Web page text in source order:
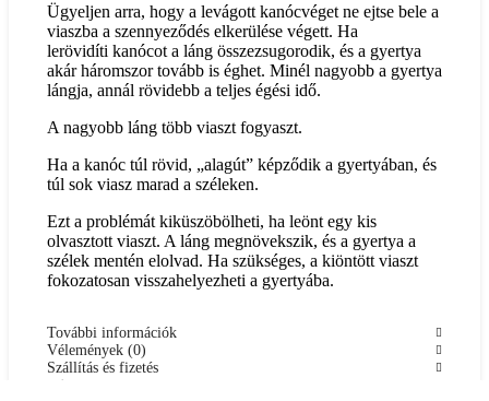
Ügyeljen arra, hogy a levágott kanócvéget ne ejtse bele a
viaszba a szennyeződés elkerülése végett. Ha
lerövidíti kanócot a láng összezsugorodik, és a gyertya
akár háromszor tovább is éghet. Minél nagyobb a gyertya
lángja, annál rövidebb a teljes égési idő.
A nagyobb láng több viaszt fogyaszt.
Ha a kanóc túl rövid, „alagút” képződik a gyertyában, és
túl sok viasz marad a széleken.
Ezt a problémát kiküszöbölheti, ha leönt egy kis
olvasztott viaszt. A láng megnövekszik, és a gyertya a
szélek mentén elolvad. Ha szükséges, a kiöntött viaszt
fokozatosan visszahelyezheti a gyertyába.
További információk
Vélemények (0)
Szállítás és fizetés
Cikkszám: